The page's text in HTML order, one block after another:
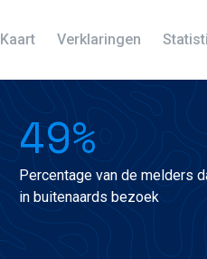
Kaart Verklaringen
49%
Percentage van de melders
in buitenaards bezoek